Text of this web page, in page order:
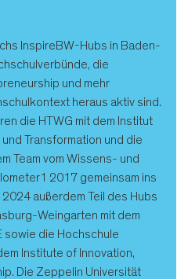
InspireBW-Hubs in Baden-
die
und mehr
heraus aktiv sind.
die HTWG mit dem Institut
Transformation und die
Team vom Wissens- und
2017 gemeinsam ins
außerdem Teil des Hubs
Weingarten mit dem
sowie die Hochschule
Institute of Innovation,
Die Zeppelin Universität